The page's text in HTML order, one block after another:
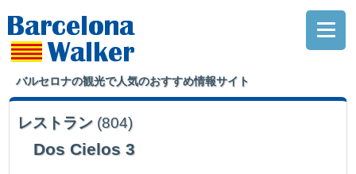
バルセロナの観光で人気のおすすめ情報サイト
レストラン (804)
Dos Cielos 3